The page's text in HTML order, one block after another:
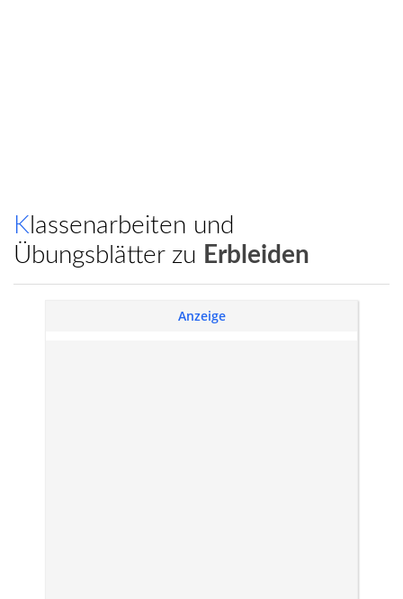
Klassenarbeiten und
Übungsblätter zu Erbleiden
Anzeige